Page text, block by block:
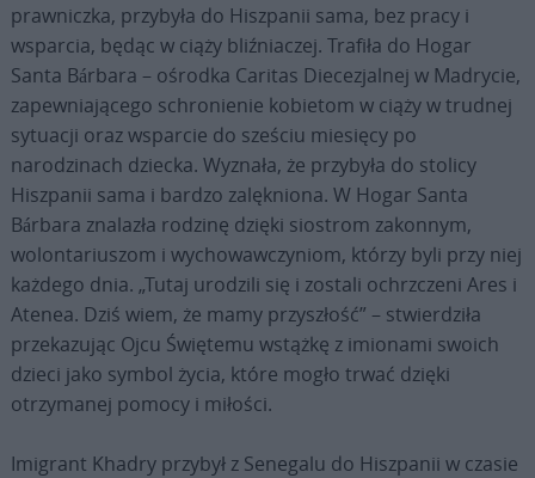
prawniczka, przybyła do Hiszpanii sama, bez pracy i
wsparcia, będąc w ciąży bliźniaczej. Trafiła do Hogar
Santa Bárbara – ośrodka Caritas Diecezjalnej w Madrycie,
zapewniającego schronienie kobietom w ciąży w trudnej
sytuacji oraz wsparcie do sześciu miesięcy po
narodzinach dziecka. Wyznała, że przybyła do stolicy
Hiszpanii sama i bardzo zalękniona. W Hogar Santa
Bárbara znalazła rodzinę dzięki siostrom zakonnym,
wolontariuszom i wychowawczyniom, którzy byli przy niej
każdego dnia. „Tutaj urodzili się i zostali ochrzczeni Ares i
Atenea. Dziś wiem, że mamy przyszłość” – stwierdziła
przekazując Ojcu Świętemu wstążkę z imionami swoich
dzieci jako symbol życia, które mogło trwać dzięki
otrzymanej pomocy i miłości.
Imigrant Khadry przybył z Senegalu do Hiszpanii w czasie